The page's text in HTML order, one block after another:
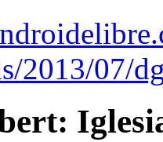
2013/07/